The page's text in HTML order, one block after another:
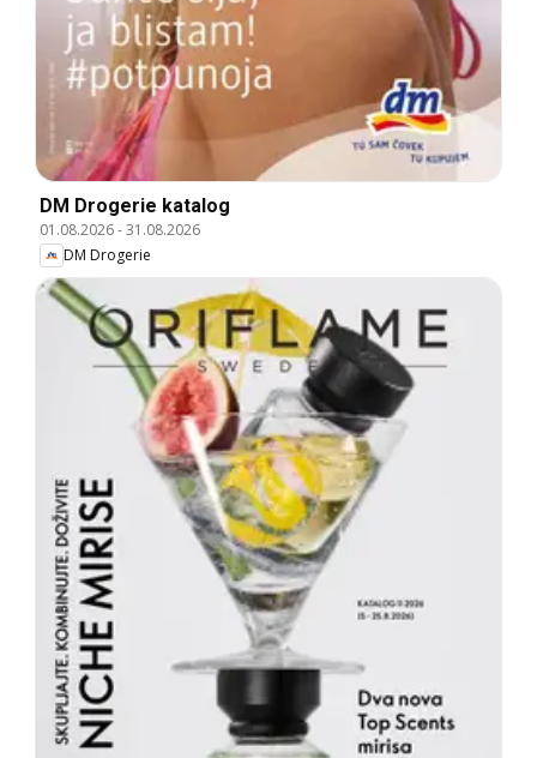
DM Drogerie katalog
01.08.2026-31.08.2026
DM Drogerie